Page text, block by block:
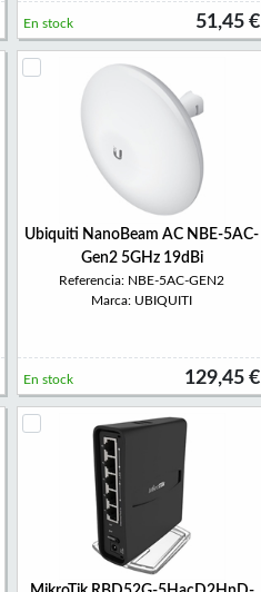
51,45 €
En stock
Ubiquiti NanoBeam AC NBE-5AC-
Gen2 5GHz 19dBi
Referencia: NBE-5AC-GEN2
Marca: UBIQUITI
129,45 €
En stock